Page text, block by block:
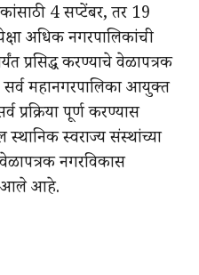
4 सप्टेंबर, तर 19
अधिक नगरपालिकांची
प्रसिद्ध करण्याचे वेळापत्रक
महानगरपालिका आयुक्त
प्रक्रिया पूर्ण करण्यास
स्वराज्य संस्थांच्या
नगरविकास
आले आहे.